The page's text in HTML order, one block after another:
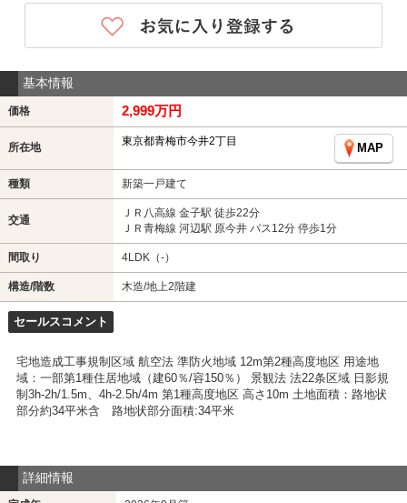
基本情報
価格 2,999万円
所在地 東京都青梅市今井2丁目
MAP
種類 新築一戸建て
交通
ＪＲ八高線 金子駅 徒歩22分
ＪＲ青梅線 河辺駅 原今井 バス12分 停歩1分
間取り 4LDK（-）
構造/階数 木造/地上2階建
セールスコメント
宅地造成工事規制区域 航空法 準防火地域 12m第2種高度地区 用途地
域：一部第1種住居地域（建60％/容150％） 景観法 法22条区域 日影規
制3h-2h/1.5m、4h-2.5h/4m 第1種高度地区 高さ10m 土地面積：路地状
部分約34平米含 路地状部分面積:34平米
詳細情報